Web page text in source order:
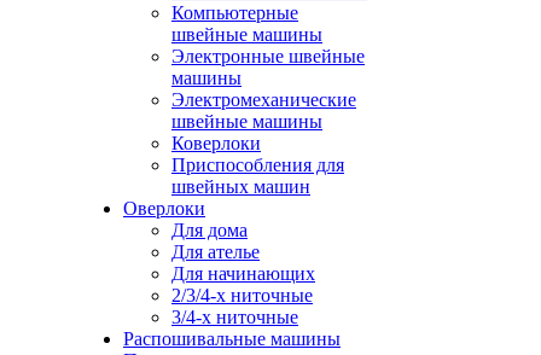
Компьютерные
швейные машины
Электронные швейные
машины
Электромеханические
швейные машины
Коверлоки
Приспособления для
швейных машин
Оверлоки
Для дома
Для ателье
Для начинающих
2/3/4-х ниточные
3/4-х ниточные
Распошивальные машины